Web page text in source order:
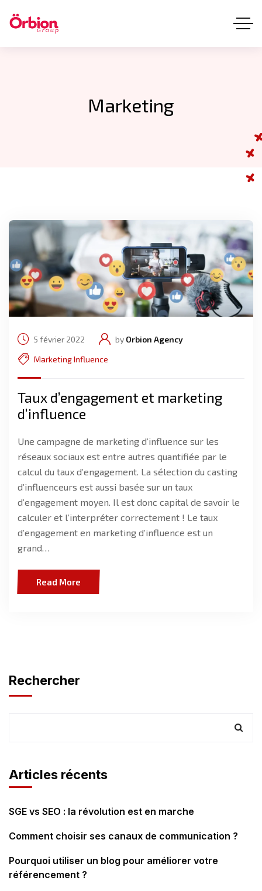
Marketing
5 février 2022 by Orbion Agency
Marketing Influence
Taux d’engagement et marketing
d’influence
Une campagne de marketing d’influence sur les
réseaux sociaux est entre autres quantifiée par le
calcul du taux d’engagement. La sélection du casting
d’influenceurs est aussi basée sur un taux
d’engagement moyen. Il est donc capital de savoir le
calculer et l’interpréter correctement ! Le taux
d’engagement en marketing d’influence est un
grand…
Read More
Rechercher
Articles récents
SGE vs SEO : la révolution est en marche
Comment choisir ses canaux de communication ?
Pourquoi utiliser un blog pour améliorer votre
référencement ?